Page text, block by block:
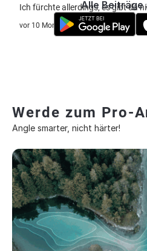
Ich fürchte allerdings, es gibt da
vor 10 Monate
Alle Beiträge
Werde zum Pro-
Angle smarter, nicht härter!